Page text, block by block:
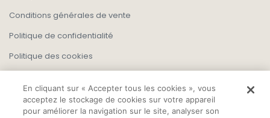
Conditions générales de vente
Politique de confidentialité
Politique des cookies
En cliquant sur « Accepter tous les cookies », vous
acceptez le stockage de cookies sur votre appareil
pour améliorer la navigation sur le site, analyser son